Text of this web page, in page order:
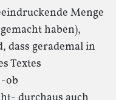
Menge
haben),
dass gerademal in
Textes
ob